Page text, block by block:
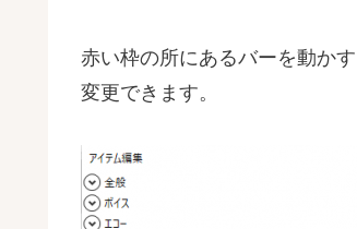
赤い枠の所にあるバーを動か
変更できます。